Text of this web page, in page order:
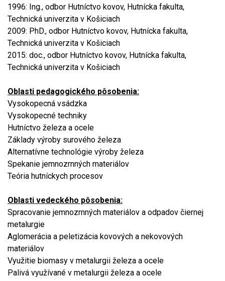
1996: Ing., odbor Hutníctvo kovov, Hutnícka fakulta,
Technická univerzita v Košiciach
2009: PhD., odbor Hutníctvo kovov, Hutnícka fakulta,
Technická univerzita v Košiciach
2015: doc., odbor Hutníctvo kovov, Hutnícka fakulta,
Technická univerzita v Košiciach
Oblasti pedagogického pôsobenia:
Vysokopecná vsádzka
Vysokopecné techniky
Hutníctvo železa a ocele
Základy výroby surového železa
Alternatívne technológie výroby železa
Spekanie jemnozrnných materiálov
Teória hutníckych procesov
Oblasti vedeckého pôsobenia:
Spracovanie jemnozrnných materiálov a odpadov čiernej
metalurgie
Aglomerácia a peletizácia kovových a nekovových
materiálov
Využitie biomasy v metalurgii železa a ocele
Palivá využívané v metalurgii železa a ocele